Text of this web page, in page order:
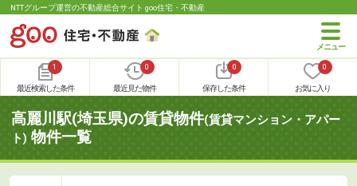
NTTグループ運営の不動産総合サイト goo住宅・不動産
1
最近検索した条件
0
最近見た物件
0
保存した条件
0
お気に入り
高麗川駅(埼玉県)の賃貸物件(賃貸マンション・アパー
ト) 物件一覧